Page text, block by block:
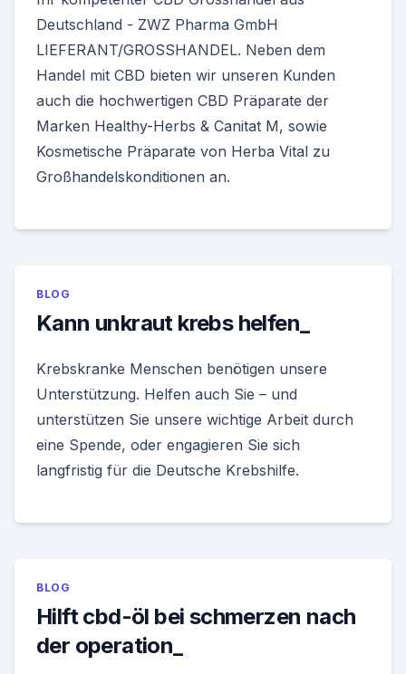
Deutschland - ZWZ Pharma GmbH
LIEFERANT/GROSSHANDEL. Neben dem
Handel mit CBD bieten wir unseren Kunden
auch die hochwertigen CBD Präparate der
Marken Healthy-Herbs & Canitat M, sowie
Kosmetische Präparate von Herba Vital zu
Großhandelskonditionen an.
BLOG
Kann unkraut krebs helfen_
Krebskranke Menschen benötigen unsere
Unterstützung. Helfen auch Sie – und
unterstützen Sie unsere wichtige Arbeit durch
eine Spende, oder engagieren Sie sich
langfristig für die Deutsche Krebshilfe.
BLOG
Hilft cbd-öl bei schmerzen nach
der operation_